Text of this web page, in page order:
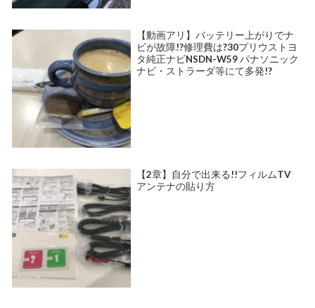
【動画アリ】バッテリー上がりでナ
ビが故障!?修理費は?30プリウストヨ
タ純正ナビNSDN-W59 パナソニック
ナビ・ストラーダ等にて多発!?
【2章】自分で出来る!!フィルムTV
アンテナの貼り方